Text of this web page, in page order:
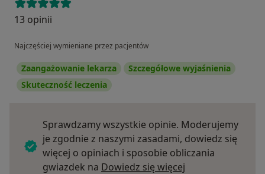
13 opinii
Najczęściej wymieniane przez pacjentów
Zaangażowanie lekarza
Szczegółowe wyjaśnienia
Skuteczność leczenia
Sprawdzamy wszystkie opinie. Moderujemy
je zgodnie z naszymi zasadami, dowiedz się
więcej o opiniach i sposobie obliczania
gwiazdek na Dowiedz się więcej